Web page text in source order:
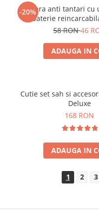
-20%
Bratara anti tantari cu
baterie
58 RON46
ADAUGA IN
Cutie set sah si
Deluxe
168 RON
ADAUGA IN
1 2 3